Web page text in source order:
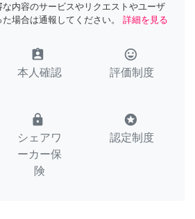
な内容のサービスやリクエストやユーザ
場合は通報してください。
詳細を見る
assignment_ind
本人確認
tag_faces
評価制度
lock
シェアワ
ーカー保
険
stars
認定制度